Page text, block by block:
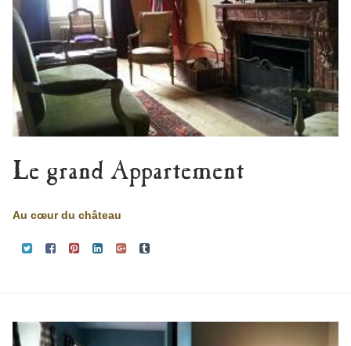
Le grand Appartement
Au cœur du château